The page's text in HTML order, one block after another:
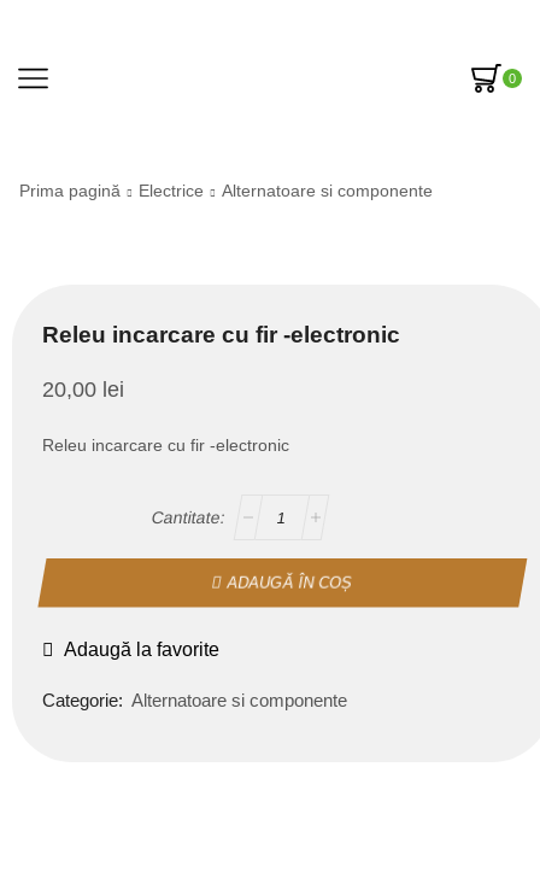
0
Prima pagină Electrice Alternatoare si componente
Releu incarcare cu fir -electronic
20,00 lei
Releu incarcare cu fir -electronic
ADAUGĂ ÎN COȘ
Adaugă la favorite
Categorie: Alternatoare si componente